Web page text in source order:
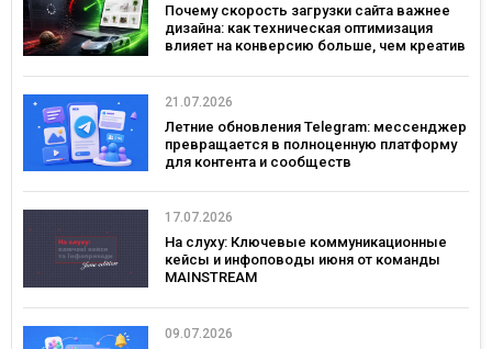
Почему скорость загрузки сайта важнее
дизайна: как техническая оптимизация
влияет на конверсию больше, чем креатив
21.07.2026
Летние обновления Telegram: мессенджер
превращается в полноценную платформу
для контента и сообществ
17.07.2026
На слуху: Ключевые коммуникационные
кейсы и инфоповоды июня от команды
MAINSTREAM
09.07.2026